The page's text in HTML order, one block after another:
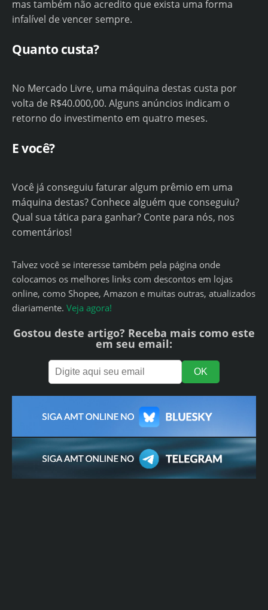
mas também não acredito que exista uma forma
infalível de vencer sempre.
Quanto custa?
No Mercado Livre, uma máquina destas custa por
volta de R$40.000,00. Alguns anúncios indicam o
retorno do investimento em quatro meses.
E você?
Você já conseguiu faturar algum prêmio em uma
máquina destas? Conhece alguém que conseguiu?
Qual sua tática para ganhar? Conte para nós, nos
comentários!
Talvez você se interesse também pela página onde
colocamos os melhores links com descontos em lojas
online, como Shopee, Amazon e muitas outras, atualizados
diariamente. Veja agora!
Gostou deste artigo? Receba mais como este
em seu email: